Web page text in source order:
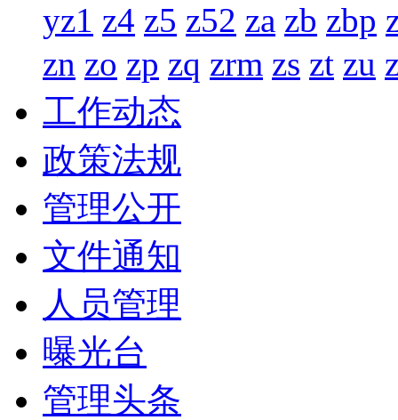
yz1 z4 z5 z52 za zb zbp
zn zo zp zq zrm zs zt zu
工作动态
政策法规
管理公开
文件通知
人员管理
曝光台
管理头条